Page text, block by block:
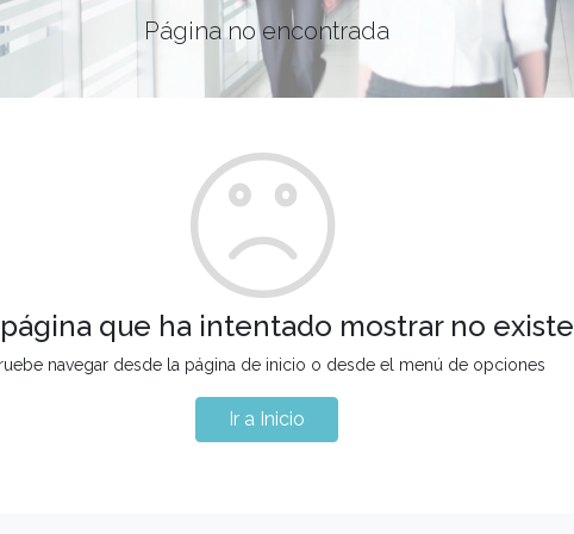
Página no encontrada
que ha intentado mostrar no existe
navegar desde la página de inicio o desde el menú de opciones
Ir a Inicio